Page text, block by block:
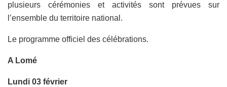
plusieurs cérémonies et activités sont prévues sur
l’ensemble du territoire national.
Le programme officiel des célébrations.
A Lomé
Lundi 03 février